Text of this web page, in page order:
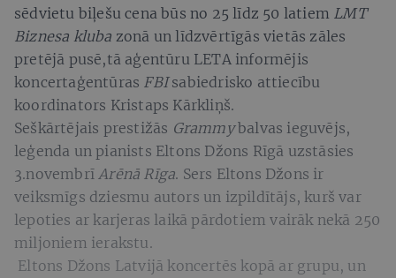
sēdvietu biļešu cena būs no 25 līdz 50 latiem LMT
Biznesa kluba zonā un līdzvērtīgās vietās zāles
pretējā pusē,tā aģentūru LETA informējis
koncertaģentūras FBIsabiedrisko attiecību
koordinators Kristaps Kārkliņš.
Seškārtējais prestižās Grammybalvas ieguvējs,
leģenda un pianists Eltons Džons Rīgā uzstāsies
3.novembrī Arēnā Rīga. Sers Eltons Džons ir
veiksmīgs dziesmu autors un izpildītājs, kurš var
lepoties ar karjeras laikā pārdotiem vairāk nekā 250
miljoniem ierakstu.
Eltons Džons Latvijā koncertēs kopā ar grupu, un